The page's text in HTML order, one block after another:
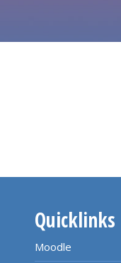
Quicklinks
Moodle